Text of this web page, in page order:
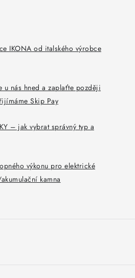
IKONA od italského výrobce
u nás hned a zaplaťte později
Skip Pay
– jak vybrat správný typ a
výkonu pro elektrické
kamna